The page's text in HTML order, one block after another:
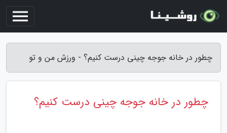
چطور در خانه جوجه چینی درست کنیم؟ - ورزش من و تو
چطور در خانه جوجه چینی درست کنیم؟